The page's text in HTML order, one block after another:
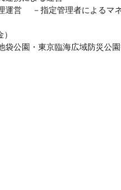
運営 　－指定管理者によるマ
袋公園・東京臨海広域防災公